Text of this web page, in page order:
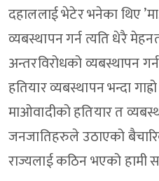
दहाललाई भेटेर भनेका थिए
व्यबस्थापन गर्न त्यति धेरै
अन्तरविरोधको व्यबस्थापन
हतियार व्यबस्थापन भन्दा
माओवादीको हतियार त
जनजातिहरुले उठाएको
राज्यलाई कठिन भएको हामी